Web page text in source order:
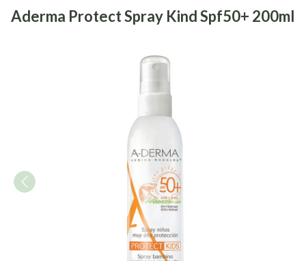
Aderma Protect Spray Kind Spf50+ 200ml